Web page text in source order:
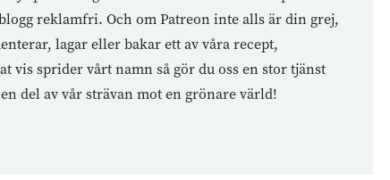
reklamfri. Och om Patreon inte alls är din grej,
lagar eller bakar ett av våra recept,
vis sprider vårt namn så gör du oss en stor tjänst
del av vår strävan mot en grönare värld!